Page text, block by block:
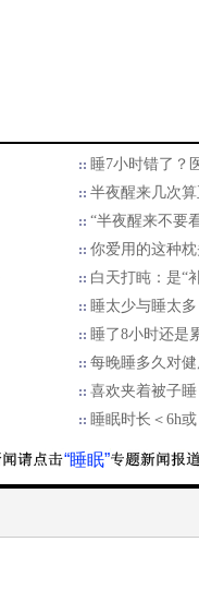
睡7小时错了？
半夜醒来几次
“半夜醒来不要
你爱用的这种
白天打盹：是“
睡太少与睡太
睡了8小时还是
每晚睡多久对
喜欢夹着被子
睡眠时长＜6h
“睡眠”